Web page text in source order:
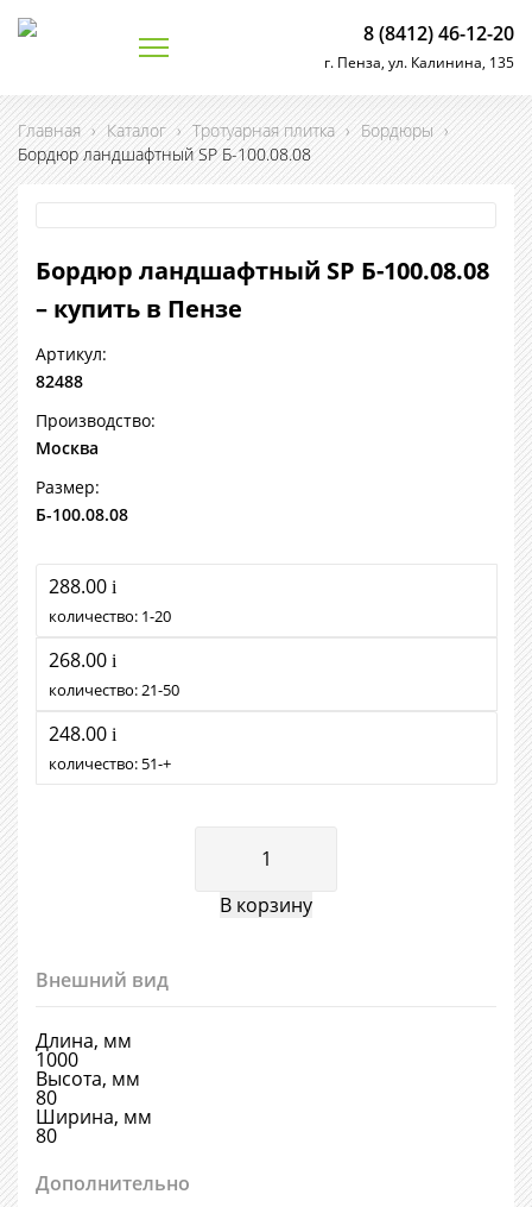
8 (8412) 46-12-20
г. Пенза, ул. Калинина, 135
Главная › Каталог › Тротуарная плитка › Бордюры ›
Бордюр ландшафтный SP Б-100.08.08
Бордюр ландшафтный SP Б-100.08.08
– купить в Пензе
Артикул:
82488
Производство:
Москва
Размер:
Б-100.08.08
288.00 i
количество: 1 20
268.00 i
количество:21 50
248.00 i
количество: 51 +
Внешний вид
Длина, мм
1000
Высота, мм
80
Ширина, мм
80
Дополнительно